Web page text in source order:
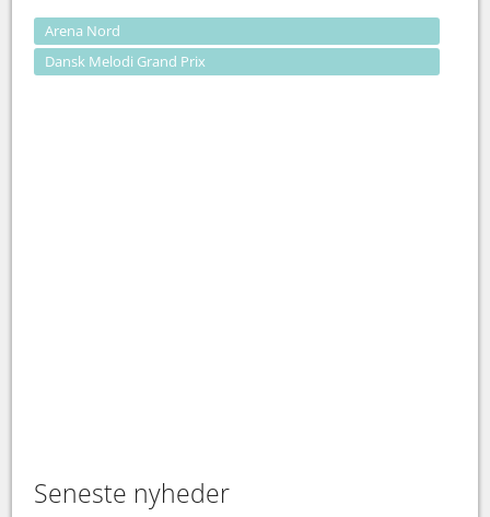
Arena Nord
Dansk Melodi Grand Prix
Seneste nyheder